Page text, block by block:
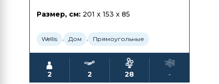
Размер, см: 201 x 153 x 85
Wellis , Дом , Прямоугольные
2 2 28 -